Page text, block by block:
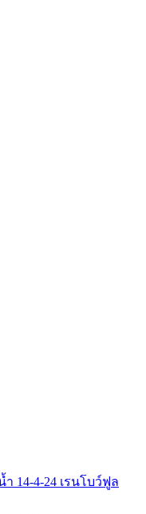
14-4-24 เรนโบว์ฟูล